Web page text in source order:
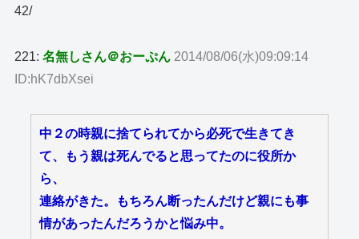
42/
221:名無しさん＠おーぷん 2014/08/06(水)09:09:14
ID:hK7dbXsei
中２の時親に捨てられてから必死で生きてき
て、もう親は死んでると思ってたのに役所か
ら、
連絡がきた。もちろん断ったんだけど親にも事
情があったんだろうかと悩み中。